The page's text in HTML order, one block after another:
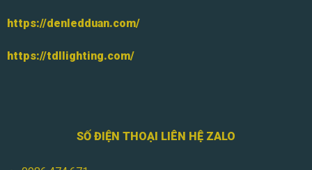
https://denledduan.com/
https://tdllighting.com/
SỐ ĐIỆN THOẠI LIÊN HỆ ZALO